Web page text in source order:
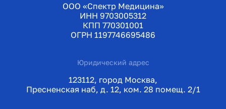
ООО «Спектр Медицина»
ИНН 9703005312
КПП 770301001
ОГРН 1197746695486
Юридический адрес
123112, город Москва,
Пресненская наб, д. 12, ком. 28 помещ. 2/1